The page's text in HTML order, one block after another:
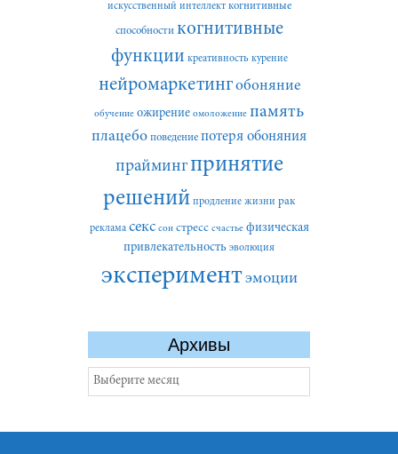
искусственный интеллект когнитивные
способности когнитивные
функции креативность курение
нейромаркетингобоняние
обучение ожирение омоложение память
плацебо поведение потеря обоняния
праймингпринятие
решений продление жизни рак
реклама секс сон стресс счастье физическая
привлекательность эволюция
экспериментэмоции
Архивы
Архивы